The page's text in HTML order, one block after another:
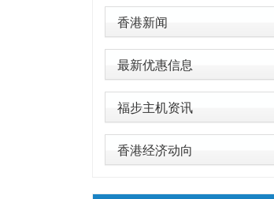
香港新闻
最新优惠信息
福步主机资讯
香港经济动向